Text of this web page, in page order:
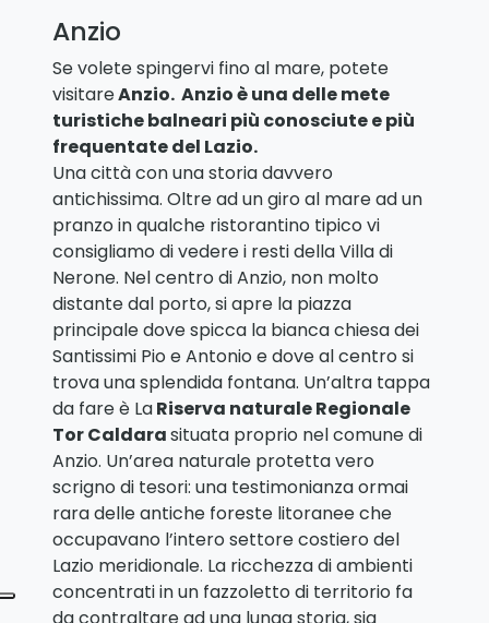
Anzio
Se volete spingervi fino al mare, potete
visitareAnzio. Anzio è una delle mete
turistiche balneari più conosciute e più
frequentate del Lazio.
Una città con una storia davvero
antichissima. Oltre ad un giro al mare ad un
pranzo in qualche ristorantino tipico vi
consigliamo di vedere i resti della Villa di
Nerone. Nel centro di Anzio, non molto
distante dal porto, si apre la piazza
principale dove spicca la bianca chiesa dei
Santissimi Pio e Antonio e dove al centro si
trova una splendida fontana. Un’altra tappa
da fare è LaRiserva naturale Regionale
Tor Caldarasituata proprio nel comune di
Anzio. Un’area naturale protetta vero
scrigno di tesori: una testimonianza ormai
rara delle antiche foreste litoranee che
occupavano l’intero settore costiero del
Lazio meridionale. La ricchezza di ambienti
concentrati in un fazzoletto di territorio fa